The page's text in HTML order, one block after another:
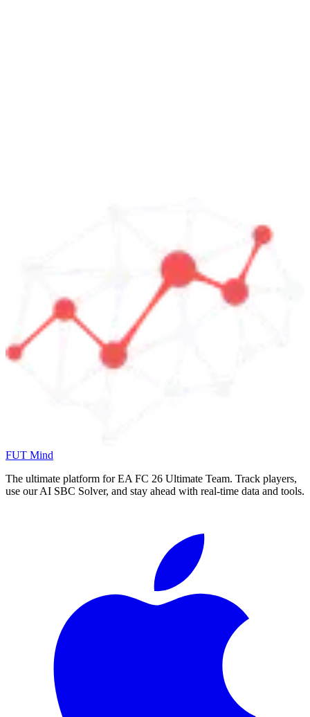
FUT Mind
The ultimate platform for EA FC 26 Ultimate Team. Track players,
use our AI SBC Solver, and stay ahead with real-time data and tools.